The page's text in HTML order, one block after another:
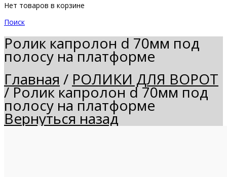
Нет товаров в корзине
Поиск
Ролик капролон d 70мм под
полосу на платформе
Главная / РОЛИКИ ДЛЯ ВОРОТ
/Ролик капролон d 70мм под
полосу на платформе
Вернуться назад